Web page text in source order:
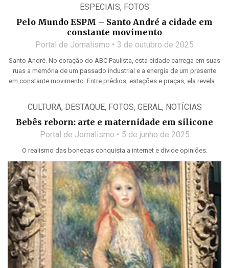
ESPECIAIS, FOTOS
Pelo Mundo ESPM – Santo André a cidade em
constante movimento
Portal de Jornalismo 3 de outubro de 2025
Santo André. No coração do ABC Paulista, esta cidade carrega em suas
ruas a memória de um passado industrial e a energia de um presente
em constante movimento. Entre prédios, estações e praças, ela revela ...
CULTURA, DESTAQUE, FOTOS, GERAL, NOTÍCIAS
Bebês reborn: arte e maternidade em silicone
Portal de Jornalismo 5 de junho de 2025
O realismo das bonecas conquista a internet e divide opiniões.